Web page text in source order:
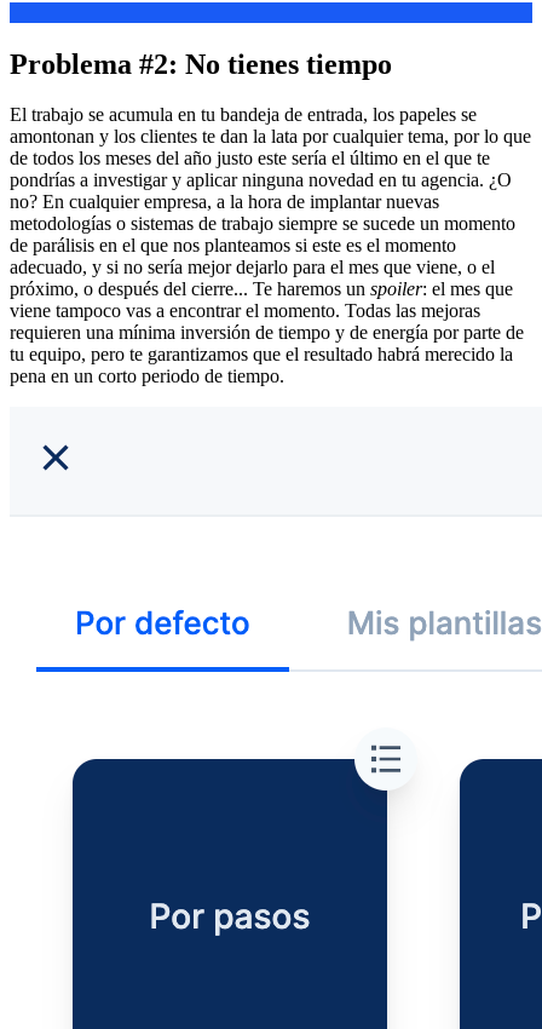
Problema #2: No tienes tiempo
El trabajo se acumula en tu bandeja de entrada, los papeles se
amontonan y los clientes te dan la lata por cualquier tema, por lo que
de todos los meses del año justo este sería el último en el que te
pondrías a investigar y aplicar ninguna novedad en tu agencia. ¿O
no? En cualquier empresa, a la hora de implantar nuevas
metodologías o sistemas de trabajo siempre se sucede un momento
de parálisis en el que nos planteamos si este es el momento
adecuado, y si no sería mejor dejarlo para el mes que viene, o el
próximo, o después del cierre... Te haremos un spoiler: el mes que
viene tampoco vas a encontrar el momento. Todas las mejoras
requieren una mínima inversión de tiempo y de energía por parte de
tu equipo, pero te garantizamos que el resultado habrá merecido la
pena en un corto periodo de tiempo.